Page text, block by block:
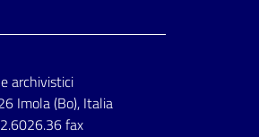
archivistici
Imola (Bo), Italia
fax